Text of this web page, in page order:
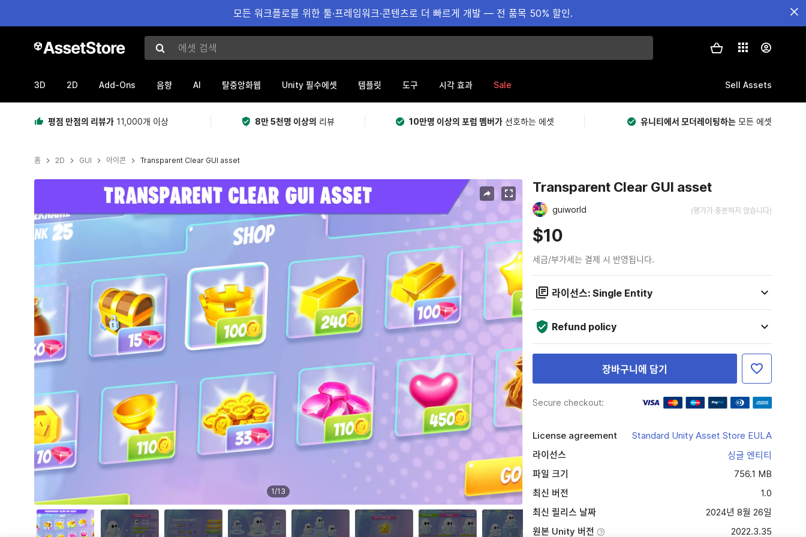
모든 워크플로를 위한 툴·프레임워크·콘텐츠로 더 빠르게 개발 — 전 품목 50% 할인.
에셋 검색
3D 2D Add-Ons 음향 AI 탈중앙화웹 Unity 필수에셋 템플릿 도구 시각 효과 Sale Sell Assets
평점 만점의 리뷰가 11,000개 이상 8만 5천명 이상의 리뷰 10만명 이상의 포럼 멤버가 선호하는 에셋 유니티에서 모더레이팅하는 모든 에셋
홈 2D GUI 아이콘 Transparent Clear GUI asset
현재 슬라이드: 1 / 13
1/13
Transparent Clear GUI asset
guiworld (평가가 충분하지 않습니다)
$10
세금/부가세는 결제 시 반영됩니다.
라이선스: Single Entity
Refund policy
장바구니에 담기
Secure checkout:
License agreement
Standard Unity Asset Store EULA
라이선스
싱글 엔티티
파일 크기
756.1 MB
최신 버전
1.0
최신 릴리스 날짜
2024년 8월 26일
원본 Unity 버전
2022.3.35